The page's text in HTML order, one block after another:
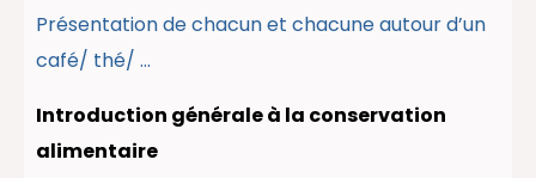
Présentation de chacun et chacune autour d’un
café/ thé/ …
Introduction générale à la conservation
alimentaire